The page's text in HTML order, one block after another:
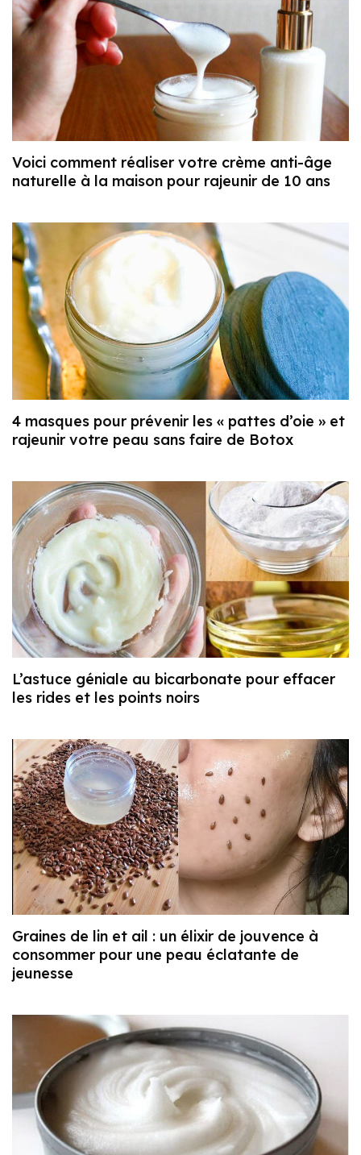
Voici comment réaliser votre crème anti-âge
naturelle à la maison pour rajeunir de 10 ans
4 masques pour prévenir les « pattes d’oie » et
rajeunir votre peau sans faire de Botox
L’astuce géniale au bicarbonate pour effacer
les rides et les points noirs
Graines de lin et ail : un élixir de jouvence à
consommer pour une peau éclatante de
jeunesse